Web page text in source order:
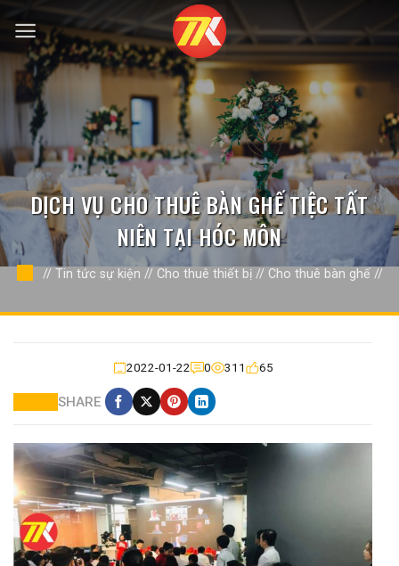
qua
nội
dung
DỊCH VỤ CHO THUÊ BÀN GHẾ TIỆC TẤT
NIÊN TẠI HÓC MÔN
// Tin tức sự kiện // Cho thuê thiết bị// Cho thuê bàn ghế//
2022-01-22 0 311 65
SHARE